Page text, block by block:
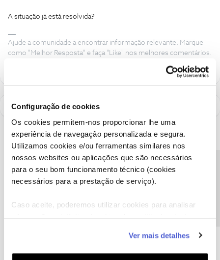
Configuração de cookies
Os cookies permitem-nos proporcionar lhe uma
experiência de navegação personalizada e segura.
Utilizamos cookies e/ou ferramentas similares nos
nossos websites ou aplicações que são necessários
para o seu bom funcionamento técnico (cookies
necessários para a prestação de serviço).
Caso aceite, poderemos utilizar cookies para analisar
funcionalidades (cookies de personalização e
funcionalidade) e adaptar anúncios aos seus interesses
Ver mais detalhes
A situação já está resolvida?
Ajude a comunidade a encontrar informação relevante. Marque
como "Melhor Resposta" e faça "Like" nos melhores comentários.
A poupança que COMBINA